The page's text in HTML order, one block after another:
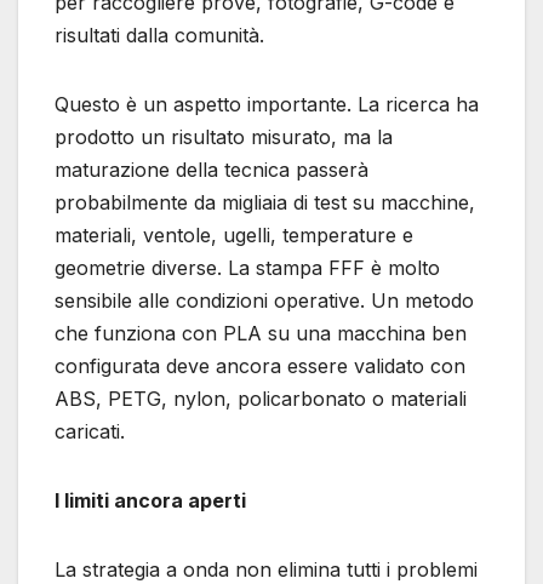
risultati dalla comunità.
Questo è un aspetto importante. La ricerca ha
prodotto un risultato misurato, ma la
maturazione della tecnica passerà
probabilmente da migliaia di test su macchine,
materiali, ventole, ugelli, temperature e
geometrie diverse. La stampa FFF è molto
sensibile alle condizioni operative. Un metodo
che funziona con PLA su una macchina ben
configurata deve ancora essere validato con
ABS, PETG, nylon, policarbonato o materiali
caricati.
I limiti ancora aperti
La strategia a onda non elimina tutti i problemi